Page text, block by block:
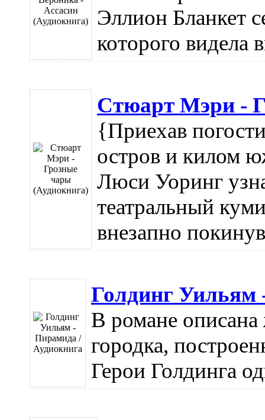
Эллион Бланкет
которого видела
Стюарт Мэри -
{Приехав
остров и килом
Люси Уоринг
театральный
внезапно
Голдинг Уильям
В романе
городка,
Герои Голдинга